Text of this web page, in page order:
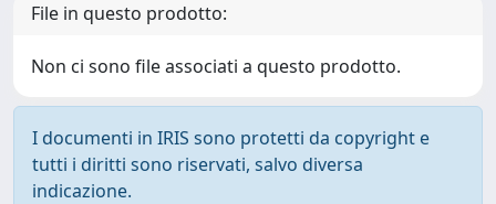
File in questo prodotto:
Non ci sono file associati a questo prodotto.
I documenti in IRIS sono protetti da copyright e
tutti i diritti sono riservati, salvo diversa
indicazione.